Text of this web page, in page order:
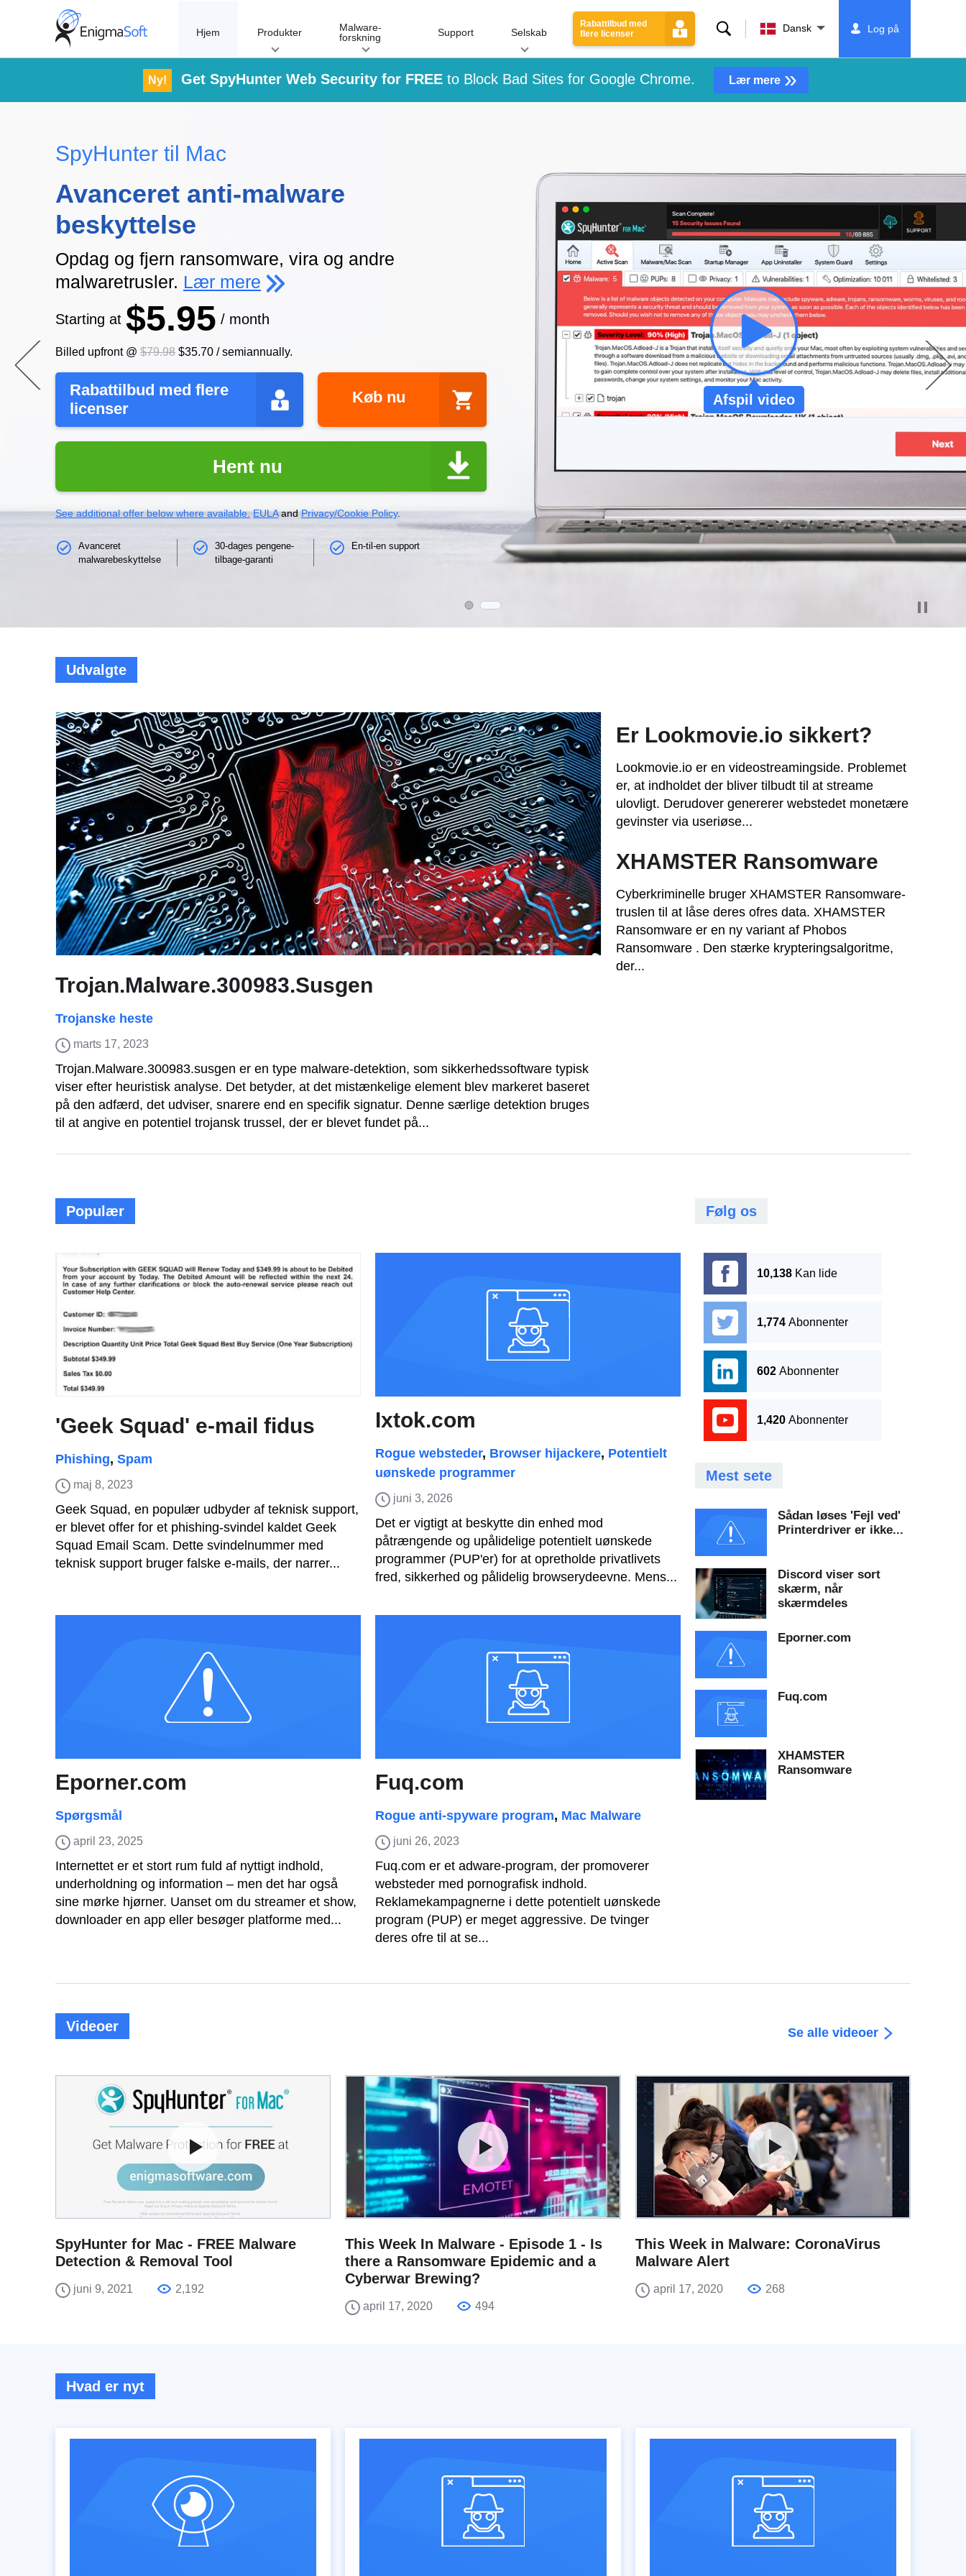
Hjem Produkter
Malware-
forskning
Support Selskab
Rabattilbud med
flere licenser
Søg Dansk Log på
Ny! Get SpyHunter Web Security for FREE to Block Bad Sites for Google Chrome. Lær mere »
SpyHunter til Mac
Avanceret anti-malware
beskyttelse
Opdag og fjern ransomware, vira og andre
malwaretrusler. Lær mere
Starting at $5.95 / month
Billed upfront @ $79.98 $35.70 /semiannually.
Rabattilbud med flere
licenser
Køb nu
Hent nu
See additional offer below where available. EULAandPrivacy/Cookie Policy.
Avanceret
malwarebeskyttelse
30-dages pengene-
tilbage-garanti
En-til-en support
Afspil video
Udvalgte
Trojan.Malware.300983.Susgen
Trojanske heste
marts 17, 2023
Trojan.Malware.300983.susgen er en type malware-detektion, som sikkerhedssoftware typisk
viser efter heuristisk analyse. Det betyder, at det mistænkelige element blev markeret baseret
på den adfærd, det udviser, snarere end en specifik signatur. Denne særlige detektion bruges
til at angive en potentiel trojansk trussel, der er blevet fundet på...
Er Lookmovie.io sikkert?
Lookmovie.io er en videostreamingside. Problemet
er, at indholdet der bliver tilbudt til at streame
ulovligt. Derudover genererer webstedet monetære
gevinster via useriøse...
XHAMSTER Ransomware
Cyberkriminelle bruger XHAMSTER Ransomware-
truslen til at låse deres ofres data. XHAMSTER
Ransomware er en ny variant af Phobos
Ransomware . Den stærke krypteringsalgoritme,
der...
Populær
'Geek Squad' e-mail fidus
Phishing, Spam
maj 8, 2023
Geek Squad, en populær udbyder af teknisk support,
er blevet offer for et phishing-svindel kaldet Geek
Squad Email Scam. Dette svindelnummer med
teknisk support bruger falske e-mails, der narrer...
Ixtok.com
Rogue websteder, Browser hijackere, Potentielt
uønskede programmer
juni 3, 2026
Det er vigtigt at beskytte din enhed mod
påtrængende og upålidelige potentielt uønskede
programmer (PUP'er) for at opretholde privatlivets
fred, sikkerhed og pålidelig browserydeevne. Mens...
Eporner.com
Spørgsmål
april 23, 2025
Internettet er et stort rum fuld af nyttigt indhold,
underholdning og information – men det har også
sine mørke hjørner. Uanset om du streamer et show,
downloader en app eller besøger platforme med...
Fuq.com
Rogue anti-spyware program, Mac Malware
juni 26, 2023
Fuq.com er et adware-program, der promoverer
websteder med pornografisk indhold.
Reklamekampagnerne i dette potentielt uønskede
program (PUP) er meget aggressive. De tvinger
deres ofre til at se...
Følg os
10,138 Kan lide
1,774 Abonnenter
602 Abonnenter
1,420 Abonnenter
Mest sete
Sådan løses 'Fejl ved'
Printerdriver er ikke...
Discord viser sort
skærm, når
skærmdeles
Eporner.com
Fuq.com
XHAMSTER
Ransomware
Videoer Se alle videoer
SpyHunter for Mac - FREE Malware
Detection & Removal Tool
juni 9, 2021 2,192
This Week In Malware - Episode 1 - Is
there a Ransomware Epidemic and a
Cyberwar Brewing?
april 17, 2020 494
This Week in Malware: CoronaVirus
Malware Alert
april 17, 2020 268
Hvad er nyt